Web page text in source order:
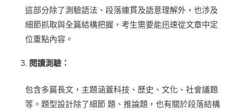
這部分除了測驗語法、段落連貫及語意理解外，也涉及
細節抓取與全篇結構把握，考生需要能迅速從文章中定
位重點內容。
閱讀測驗：
包含多篇長文，主題涵蓋科技、歷史、文化、社會議題
等。題型設計除了細節 題、推論題，也有關於段落結構